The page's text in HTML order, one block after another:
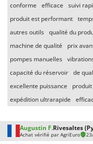
T
Tecla
TecnoGen
Tellarini Pompe
Telwin
Tenco
Tineco
Titania
Tornado
Tre Spade
conforme
efficace suivi
produit est performant
autres outils qualité du
machine de qualité
prix
pompes manuelles
capacité du réservoir de
excellente puissance
expédition ultrarapide
Augustin F.Rivesaltes
Achat vérifié par AgriEuro